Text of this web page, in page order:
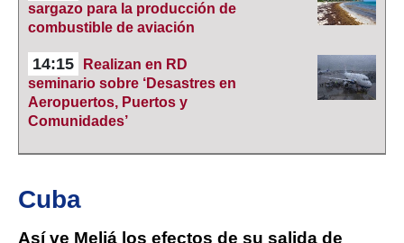
sargazo para la producción de
combustible de aviación
14:15
Realizan en RD
seminario sobre ‘Desastres en
Aeropuertos, Puertos y
Comunidades’
Cuba
Así ve Meliá los efectos de su salida de